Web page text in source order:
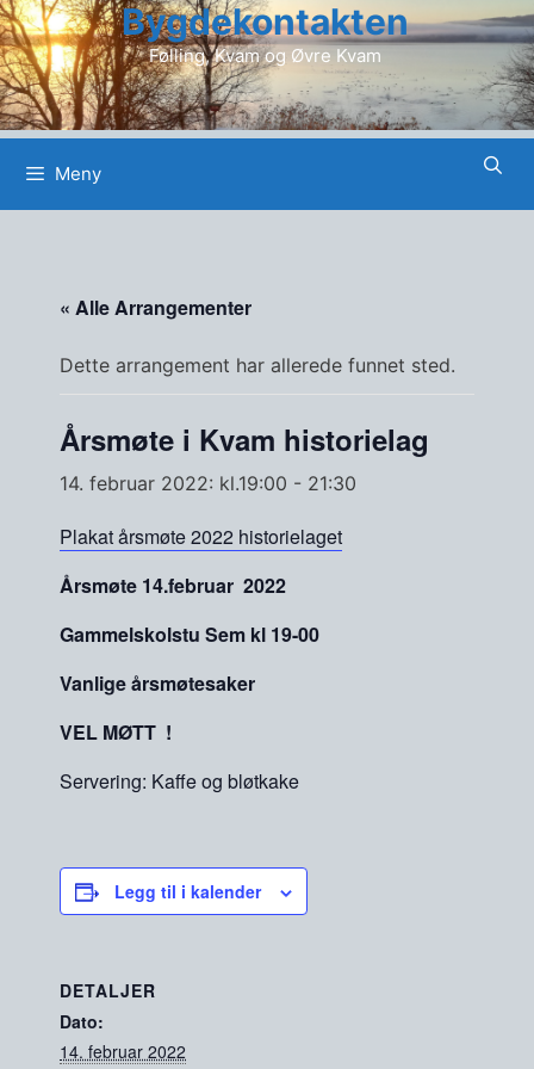
Hopp
til
innhold
Bygdekontakten
Følling, Kvam og Øvre Kvam
Meny
« Alle Arrangementer
Dette arrangement har allerede funnet sted.
Årsmøte i Kvam historielag
14. februar 2022: kl.19:00 - 21:30
Plakat årsmøte 2022 historielaget
Årsmøte 14.februar 2022
Gammelskolstu Sem kl 19-00
Vanlige årsmøtesaker
VEL MØTT !
Servering: Kaffe og bløtkake
Legg til i kalender
DETALJER
Dato:
14. februar 2022